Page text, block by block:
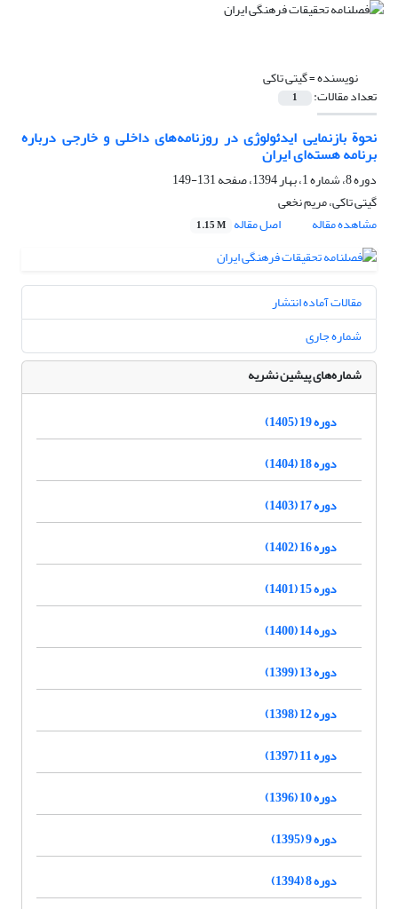
نویسنده =گیتی تاکی
تعداد مقالات: 1
نحوة بازنمایی ایدئولوژی در روزنامه‌های داخلی و خارجی درباره
برنامه هسته‌ای ایران
دوره 8، شماره 1، بهار 1394، صفحه
131-149
گیتی تاکی، مریم نخعی
مشاهده مقاله
اصل مقاله 1.15 M
مقالات آماده انتشار
شماره جاری
شماره‌های پیشین نشریه
دوره 19 (1405)
دوره 18 (1404)
دوره 17 (1403)
دوره 16 (1402)
دوره 15 (1401)
دوره 14 (1400)
دوره 13 (1399)
دوره 12 (1398)
دوره 11 (1397)
دوره 10 (1396)
دوره 9 (1395)
دوره 8 (1394)